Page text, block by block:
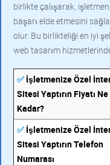
birlikte çalışarak,
başarı elde etmesini
olur. Bu birlikteliği en iyi
web tasarım
✅ İşletmenize Özel
Sitesi Yaptırın Fiyatı Ne
Kadar?
✅ İşletmenize Özel
Sitesi Yaptırın Telefon
Numarası